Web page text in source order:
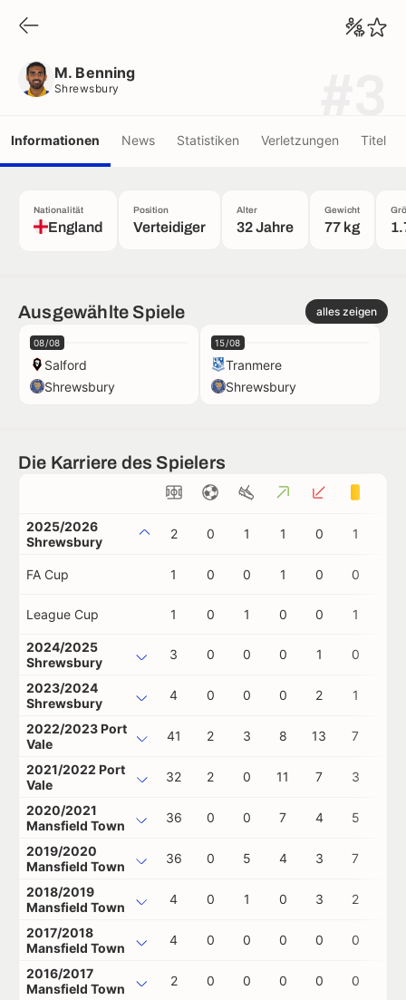
M. Benning
Shrewsbury
Informationen News Statistiken Verletzungen Titel
Nationalität
England
Position
Verteidiger
Alter
32 Jahre
Gewicht
77 kg
Ausgewählte Spiele alles zeigen
08/08
Salford
Shrewsbury
15/08
Tranmere
Shrewsbury
Die Karriere des Spielers
2025/2026
Shrewsbury
2 0 1 1 0 1
FA Cup 1 0 0 1 0 0
League Cup 1 0 1 0 0 1
2024/2025
Shrewsbury
3 0 0 0 1 0
2023/2024
Shrewsbury
4 0 0 0 2 1
2022/2023 Port
Vale
41 2 3 8 13 7
2021/2022 Port
Vale
32 2 0 11 7 3
2020/2021
Mansfield Town
36 0 0 7 4 5
2019/2020
Mansfield Town
36 0 5 4 3 7
2018/2019
Mansfield Town
4 0 1 0 3 2
2017/2018
Mansfield Town
4 0 0 0 0 0
2016/2017
Mansfield Town
2 0 0 0 0 0